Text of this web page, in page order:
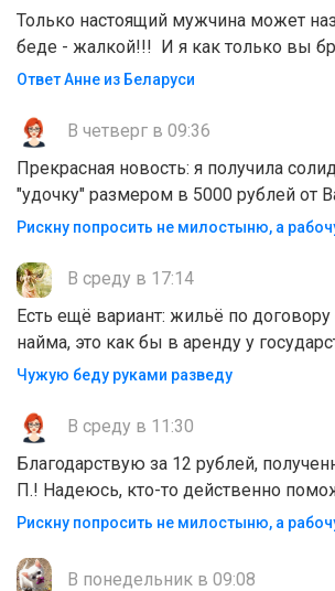
Только настоящий мужчина может
беде - жалкой!!! И я как только вы
Ответ Анне из Беларуси
В четверг в 09:36
Прекрасная новость: я получила
"удочку" размером в 5000 рублей от
Рискну попросить не милостыню, а
В среду в 17:14
Есть ещё вариант: жильё по договору
найма, это как бы в аренду у
Чужую беду руками разведу
В среду в 11:30
Благодарствую за 12 рублей,
П.! Надеюсь, кто-то действенно
Рискну попросить не милостыню, а
В понедельник в 09:08